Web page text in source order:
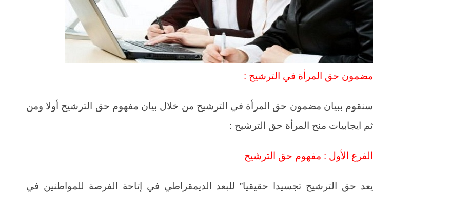
مضمون حق المرأة في الترشيح :
سنقوم ببيان مضمون حق المرأة في الترشيح من خلال بيان مفهوم حق الترشيح أولا ومن
ثم ايجابيات منح المرأة حق الترشيح :
الفرع الأول : مفهوم حق الترشيح
يعد حق الترشيح تجسيدا حقيقيا” للبعد الديمقراطي في إتاحة الفرصة للمواطنين في